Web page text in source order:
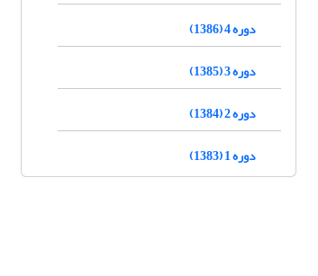
دوره 4 (1386)
دوره 3 (1385)
دوره 2 (1384)
دوره 1 (1383)